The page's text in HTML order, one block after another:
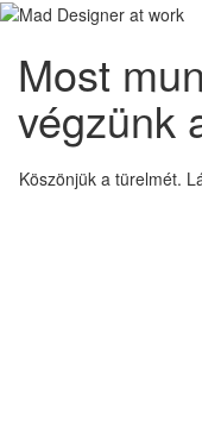
Most
végzünk
Köszönjük a türelmét.